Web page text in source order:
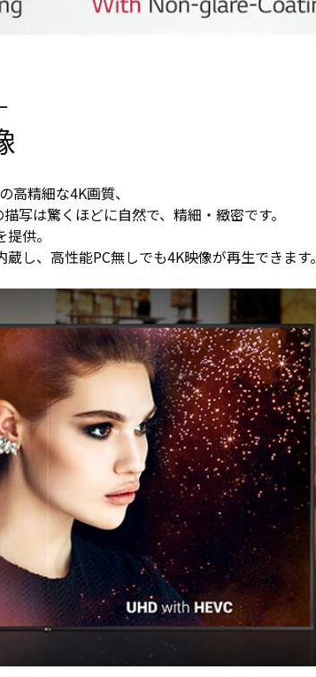
ホワイト
ボード／
プロジェ
クター
商業用オ
ーディオ
液晶ディ
スプレイ
／PCモニ
ター
業務用タ
ブレッ
ト・デジ
タルサイ
SALE
ュー
サー
法人
向け
iPad
修理
＆デ
バイ
ス買
取サ
ス
製品
カタ
ログ
一覧
精細な4K画質、
写は驚くほどに自然で、精細・緻密です。
供。
し、高性能PC無しでも4K映像が再生できます。